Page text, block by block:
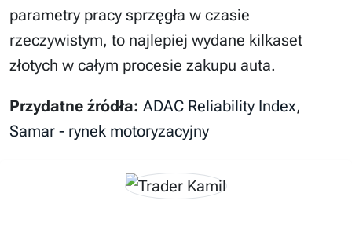
parametry pracy sprzęgła w czasie
rzeczywistym, to najlepiej wydane kilkaset
złotych w całym procesie zakupu auta.
Przydatne źródła: ADAC Reliability Index,
Samar - rynek motoryzacyjny